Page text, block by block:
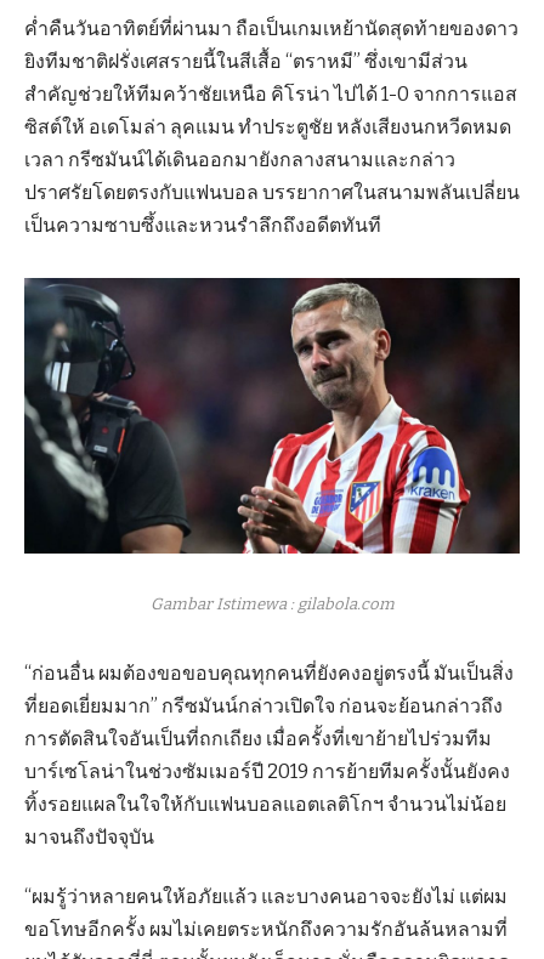
ค่ำคืนวันอาทิตย์ที่ผ่านมา ถือเป็นเกมเหย้านัดสุดท้ายของดาว
ยิงทีมชาติฝรั่งเศสรายนี้ในสีเสื้อ “ตราหมี” ซึ่งเขามีส่วน
สำคัญช่วยให้ทีมคว้าชัยเหนือ คิโรน่า ไปได้ 1-0 จากการแอส
ซิสต์ให้ อเดโมล่า ลุคแมน ทำประตูชัย หลังเสียงนกหวีดหมด
เวลา กรีซมันน์ได้เดินออกมายังกลางสนามและกล่าว
ปราศรัยโดยตรงกับแฟนบอล บรรยากาศในสนามพลันเปลี่ยน
เป็นความซาบซึ้งและหวนรำลึกถึงอดีตทันที
Gambar Istimewa : gilabola.com
“ก่อนอื่น ผมต้องขอขอบคุณทุกคนที่ยังคงอยู่ตรงนี้ มันเป็นสิ่ง
ที่ยอดเยี่ยมมาก” กรีซมันน์กล่าวเปิดใจ ก่อนจะย้อนกล่าวถึง
การตัดสินใจอันเป็นที่ถกเถียง เมื่อครั้งที่เขาย้ายไปร่วมทีม
บาร์เซโลน่าในช่วงซัมเมอร์ปี 2019 การย้ายทีมครั้งนั้นยังคง
ทิ้งรอยแผลในใจให้กับแฟนบอลแอตเลติโกฯ จำนวนไม่น้อย
มาจนถึงปัจจุบัน
“ผมรู้ว่าหลายคนให้อภัยแล้ว และบางคนอาจจะยังไม่ แต่ผม
ขอโทษอีกครั้ง ผมไม่เคยตระหนักถึงความรักอันล้นหลามที่